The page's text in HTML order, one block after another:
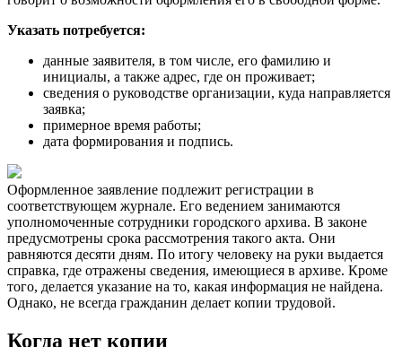
Указать потребуется:
данные заявителя, в том числе, его фамилию и
инициалы, а также адрес, где он проживает;
сведения о руководстве организации, куда направляется
заявка;
примерное время работы;
дата формирования и подпись.
Оформленное заявление подлежит регистрации в
соответствующем журнале. Его ведением занимаются
уполномоченные сотрудники городского архива. В законе
предусмотрены срока рассмотрения такого акта. Они
равняются десяти дням. По итогу человеку на руки выдается
справка, где отражены сведения, имеющиеся в архиве. Кроме
того, делается указание на то, какая информация не найдена.
Однако, не всегда гражданин делает копии трудовой.
Когда нет копии